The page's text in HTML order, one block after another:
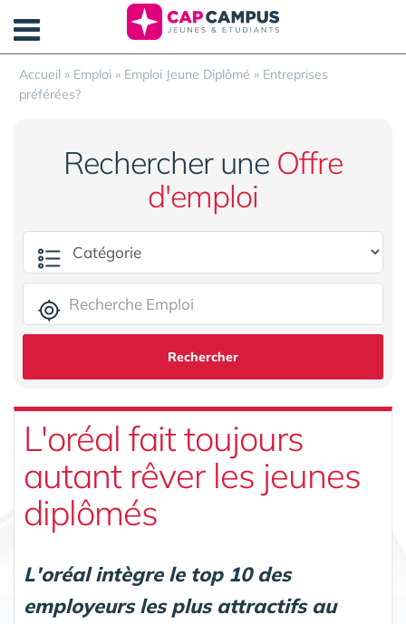
Accueil » Emploi » Emploi Jeune Diplômé » Entreprises
préférées?
Rechercher une Offre
d'emploi
Rechercher
L'oréal fait toujours
autant rêver les jeunes
diplômés
L'oréal intègre le top 10 des
employeurs les plus attractifs au
Panneau de gestion des cookies